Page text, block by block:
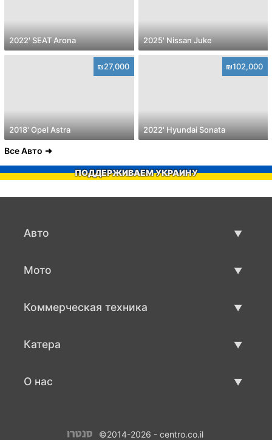
2022' SEAT Arona 2025' Nissan Juke
₪27,000
2018' Opel Astra
₪102,000
2022' Hyundai Sonata
Все Авто
ПОДДЕРЖИВАЕМ УКРАИНУ
Авто
Мото
Коммерческая техника
Катера
О нас
©2014-2026 - centro.co.il